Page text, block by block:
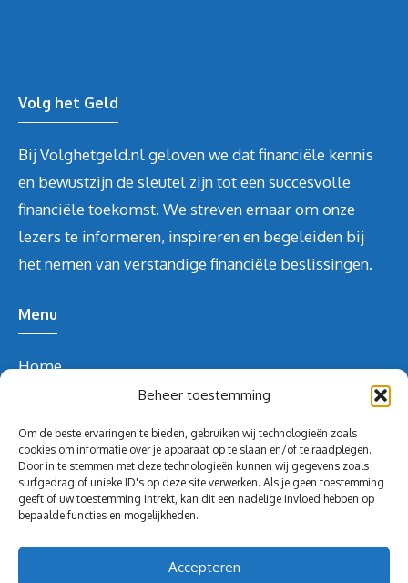
Beheer toestemming
Om de beste ervaringen te bieden, gebruiken wij technologieën zoals
cookies om informatie over je apparaat op te slaan en/of te raadplegen.
Door in te stemmen met deze technologieën kunnen wij gegevens zoals
surfgedrag of unieke ID's op deze site verwerken. Als je geen toestemming
geeft of uw toestemming intrekt, kan dit een nadelige invloed hebben op
bepaalde functies en mogelijkheden.
Accepteren
Volg het Geld
Bij Volghetgeld.nl geloven we dat financiële kennis
en bewustzijn de sleutel zijn tot een succesvolle
financiële toekomst. We streven ernaar om onze
lezers te informeren, inspireren en begeleiden bij
het nemen van verstandige financiële beslissingen.
Menu
Home
Contact
Blog
Contact Info
redactie@volghetgeld.nl